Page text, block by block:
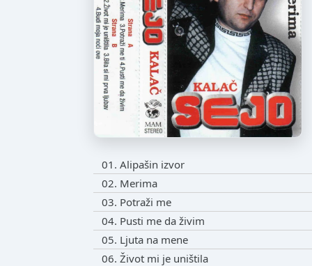
01. Alipašin izvor
02. Merima
03. Potraži me
04. Pusti me da živim
05. Ljuta na mene
06. Život mi je uništila